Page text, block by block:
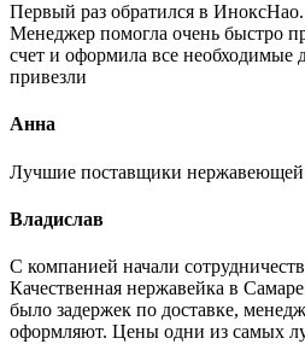
Первый раз обратился в
Менеджер помогла очень быстро
счет и оформила все необходимые
привезли
Анна
Лучшие поставщики нержавеющей
Владислав
С компанией начали
Качественная нержавейка в
было задержек по доставке,
оформляют. Цены одни из самых